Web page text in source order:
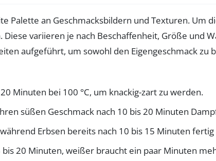
Palette an Geschmacksbildern und Texturen. Um
variieren je nach Beschaffenheit, Größe und
aufgeführt, um sowohl den Eigengeschmack zu
Minuten bei 100 °C, um knackig-zart zu werden.
süßen Geschmack nach 10 bis 20 Minuten
Erbsen bereits nach 10 bis 15 Minuten fertig
bis 20 Minuten, weißer braucht ein paar Minuten